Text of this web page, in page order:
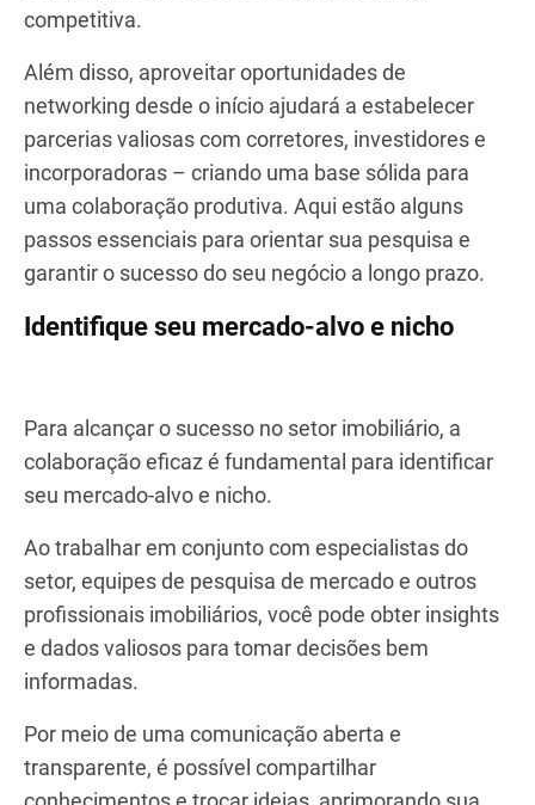
competitiva.
Além disso, aproveitar oportunidades de
networking desde o início ajudará a estabelecer
parcerias valiosas com corretores, investidores e
incorporadoras – criando uma base sólida para
uma colaboração produtiva. Aqui estão alguns
passos essenciais para orientar sua pesquisa e
garantir o sucesso do seu negócio a longo prazo.
Identifique seu mercado-alvo e nicho
Para alcançar o sucesso no setor imobiliário, a